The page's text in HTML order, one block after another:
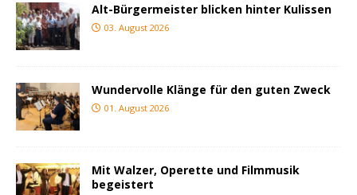
Alt-Bürgermeister blicken hinter Kulissen
03. August 2026
Wundervolle Klänge für den guten Zweck
01. August 2026
Mit Walzer, Operette und Filmmusik
begeistert